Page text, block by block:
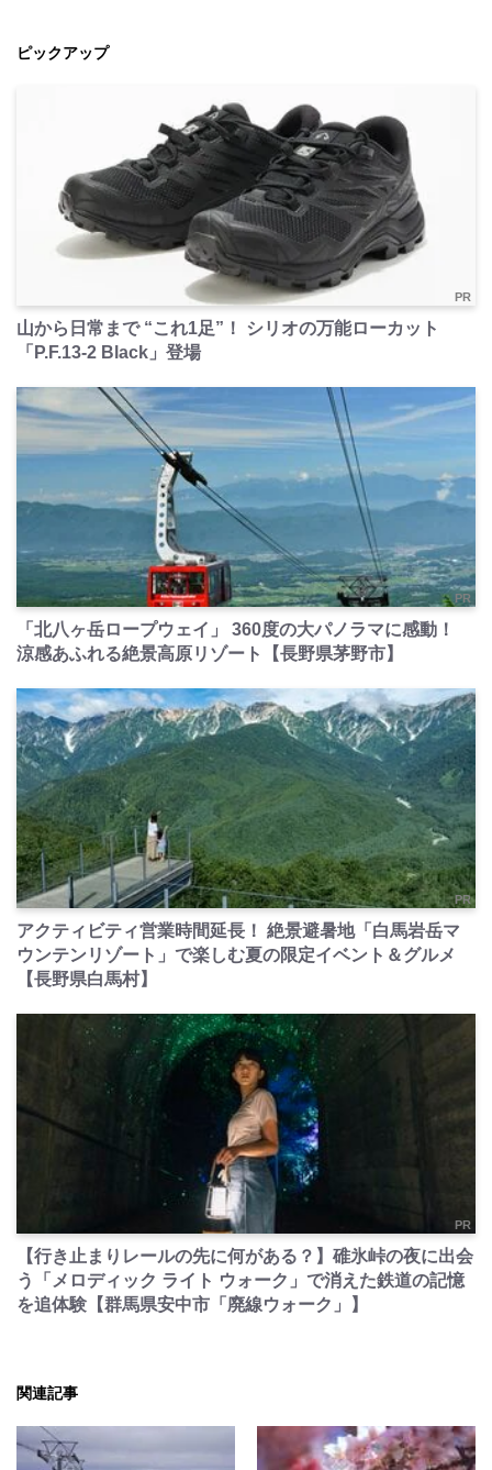
ピックアップ
PR
山から日常まで “これ1足”！ シリオの万能ローカット
「P.F.13-2 Black」登場
PR
「北八ヶ岳ロープウェイ」 360度の大パノラマに感動！
涼感あふれる絶景高原リゾート【長野県茅野市】
PR
アクティビティ営業時間延長！ 絶景避暑地「白馬岩岳マ
ウンテンリゾート」で楽しむ夏の限定イベント＆グルメ
【長野県白馬村】
PR
【行き止まりレールの先に何がある？】碓氷峠の夜に出会
う「メロディック ライト ウォーク」で消えた鉄道の記憶
を追体験【群馬県安中市「廃線ウォーク」】
関連記事